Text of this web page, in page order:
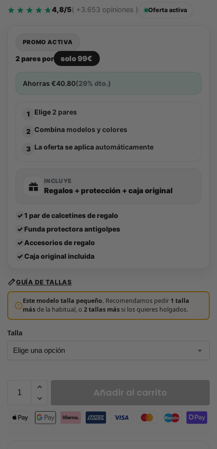
4,8/5( +3.653 opiniones ) Oferta activa
PROMO ACTIVA
2 pares por solo 99€
Ahorras €40.80(29% dto.)
1 Elige 2 pares
2 Combina modelos y colores
3 La oferta se aplicaautomáticamente
INCLUYE
Regalos + protección + caja original
✓1 par de calcetines de regalo
✓ Funda protectora antigolpes
✓ Accesorios de regalo
✓Caja original incluida
GUÍA DE TALLAS
Este modelo talla pequeño. Recomendamos pedir 1 talla
másde la habitual, o 2 tallas mássi los quieres holgados.
Talla
Añadir al carrito